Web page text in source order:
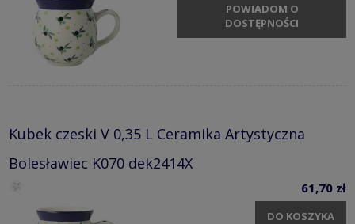
POWIADOM O
DOSTĘPNOŚCI
Kubek czeski V 0,35 L Ceramika Artystyczna
Bolesławiec K070 dek2414X
61,70 zł
DO KOSZYKA